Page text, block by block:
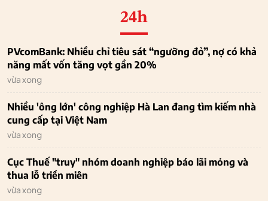
24h
PVcomBank: Nhiều chỉ tiêu sát “ngưỡng đỏ”, nợ có khả
năng mất vốn tăng vọt gần 20%
vừa xong
Nhiều 'ông lớn' công nghiệp Hà Lan đang tìm kiếm nhà
cung cấp tại Việt Nam
vừa xong
Cục Thuế "truy" nhóm doanh nghiệp báo lãi mỏng và
thua lỗ triền miên
vừa xong